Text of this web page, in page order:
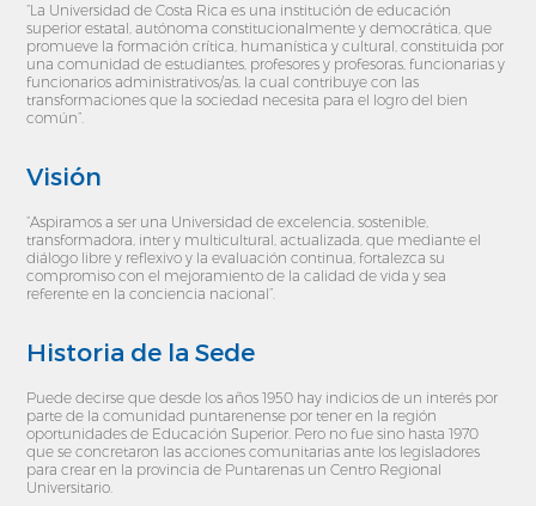
“La Universidad de Costa Rica es una institución de educación
superior estatal, autónoma constitucionalmente y democrática, que
promueve la formación crítica, humanística y cultural, constituida por
una comunidad de estudiantes, profesores y profesoras, funcionarias y
funcionarios administrativos/as, la cual contribuye con las
transformaciones que la sociedad necesita para el logro del bien
común”.
Visión
“Aspiramos a ser una Universidad de excelencia, sostenible,
transformadora, inter y multicultural, actualizada, que mediante el
diálogo libre y reflexivo y la evaluación continua, fortalezca su
compromiso con el mejoramiento de la calidad de vida y sea
referente en la conciencia nacional”.
Historia de la Sede
Puede decirse que desde los años 1950 hay indicios de un interés por
parte de la comunidad puntarenense por tener en la región
oportunidades de Educación Superior. Pero no fue sino hasta 1970
que se concretaron las acciones comunitarias ante los legisladores
para crear en la provincia de Puntarenas un Centro Regional
Universitario.